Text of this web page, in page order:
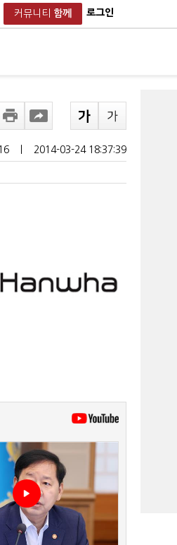
커뮤니티 함께 로그인
2014-03-24 18:37:39